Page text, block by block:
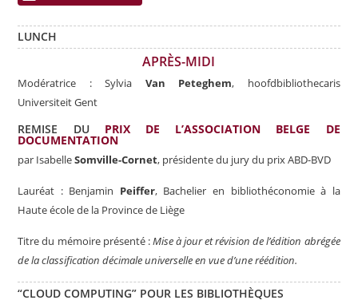
LUNCH
APRÈS-MIDI
Modératrice : Sylvia Van Peteghem, hoofdbibliothecaris
Universiteit Gent
REMISE DU PRIX DE L’ASSOCIATION BELGE DE
DOCUMENTATION
par IsabelleSomville-Cornet, présidente du jury du prix ABD-BVD
Lauréat : Benjamin Peiffer, Bachelier en bibliothéconomie à la
Haute école de la Province de Liège
Titre du mémoire présenté :Mise à jour et révision de l’édition abrégée
de la classification décimale universelle en vue d’une réédition.
“CLOUD COMPUTING” POUR LES BIBLIOTHÈQUES